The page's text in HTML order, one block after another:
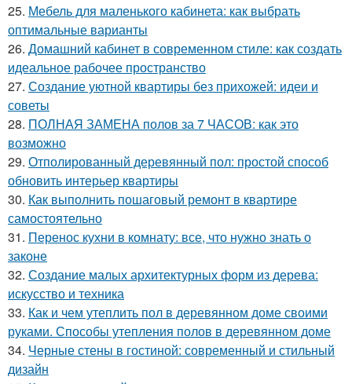
25. Мебель для маленького кабинета: как выбрать
оптимальные варианты
26. Домашний кабинет в современном стиле: как создать
идеальное рабочее пространство
27. Создание уютной квартиры без прихожей: идеи и
советы
28. ПОЛНАЯ ЗАМЕНА полов за 7 ЧАСОВ: как это
возможно
29. Отполированный деревянный пол: простой способ
обновить интерьер квартиры
30. Как выполнить пошаговый ремонт в квартире
самостоятельно
31. Перенос кухни в комнату: все, что нужно знать о
законе
32. Создание малых архитектурных форм из дерева:
искусство и техника
33. Как и чем утеплить пол в деревянном доме своими
руками. Способы утепления полов в деревянном доме
34. Черные стены в гостиной: современный и стильный
дизайн